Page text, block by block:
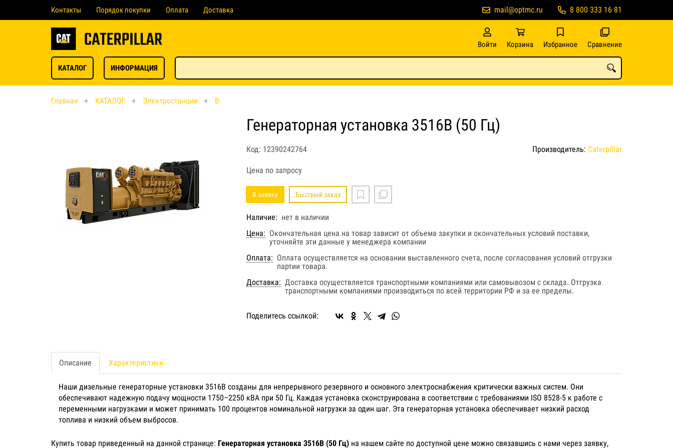
Контакты Порядок покупки Оплата Доставка 8 800 333 16 81
mail@optmc.ru
Войти Корзина Избранное Сравнение
КАТАЛОГ ИНФОРМАЦИЯ
Главная КАТАЛОГ Электростанции B
Генераторная установка 3516B (50 Гц)
Код: 12390242764 Производитель: Caterpillar
Цена по запросу
В заявку Быстрый заказ
Наличие: нет в наличии
Цена: Окончательная цена на товар зависит от объема закупки и окончательных условий поставки,
уточняйте эти данные у менеджера компании
Оплата: Оплата осуществляется на основании выставленного счета, после согласования условий отгрузки
партии товара.
Доставка: Доставка осуществляется транспортными компаниями или самовывозом с склада. Отгрузка
транспортными компаниями производиться по всей территории РФ и за ее пределы.
Поделитесь ссылкой:
Описание Характеристики
Наши дизельные генераторные установки 3516B созданы для непрерывного резервного и основного электроснабжения критически важных систем. Они
обеспечивают надежную подачу мощности 1750–2250 кВА при 50 Гц. Каждая установка сконструирована в соответствии с требованиями ISO 8528-5 к работе с
переменными нагрузками и может принимать 100 процентов номинальной нагрузки за один шаг. Эта генераторная установка обеспечивает низкий расход
топлива и низкий объем выбросов.
Купить товар приведенный на данной странице: Генераторная установка 3516B (50 Гц) на нашем сайте по доступной цене можно связавшись с нами через заявку,